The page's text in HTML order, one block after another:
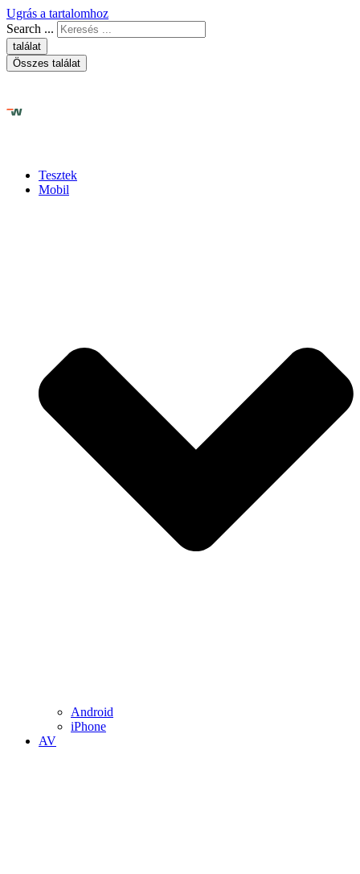
Ugrás a tartalomhoz
Search ...
találat
Összes találat
Tesztek
Mobil
Android
iPhone
AV